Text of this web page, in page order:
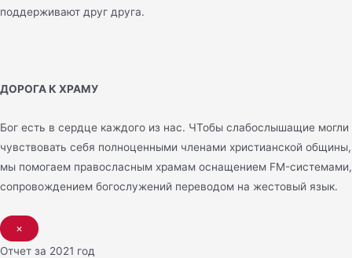
поддерживают друг друга.
ДОРОГА К ХРАМУ
Бог есть в сердце каждого из нас. ЧТобы слабослышащие могли
чувствовать себя полноценными членами христианской общины,
мы помогаем правосласным храмам оснащением FM-системами,
сопровождением богослужений переводом на жестовый язык.
×
Отчет за 2021 год